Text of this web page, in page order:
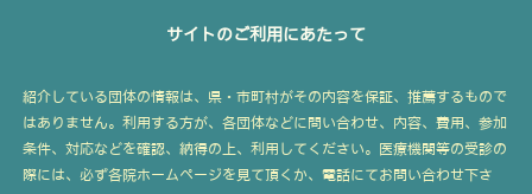
サイトのご利用にあたって
紹介している団体の情報は、県・市町村がその内容を保証、推薦するもので
はありません。利用する方が、各団体などに問い合わせ、内容、費用、参加
条件、対応などを確認、納得の上、利用してください。医療機関等の受診の
際には、必ず各院ホームページを見て頂くか、電話にてお問い合わせ下さ